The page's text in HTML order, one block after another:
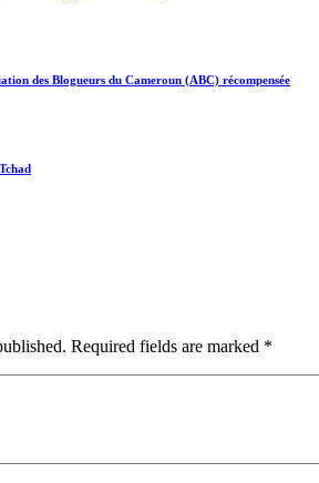
des Blogueurs du Cameroun (ABC) récompensée
Required fields are marked *